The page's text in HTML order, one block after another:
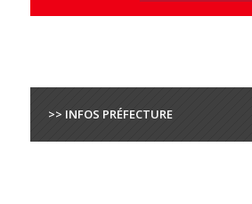
>> INFOS PRÉFECTURE